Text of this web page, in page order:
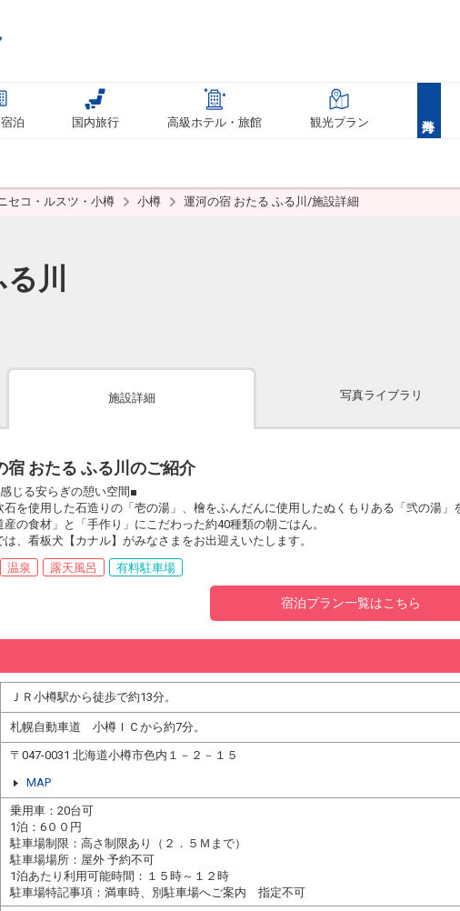
泊 国内旅行 高級ホテル・旅館 観光プラン
セコ・ルスツ・小樽 小樽 運河の宿 おたる ふる川/施設詳細
川
施設詳細 写真ライブラリ
宿 おたる ふる川のご紹介
じる安らぎの憩い空間■
石を使用した石造りの「壱の湯」、檜をふんだんに使用したぬくもりある「弐の湯」
産の食材」と「手作り」にこだわった約40種類の朝ごはん。
は、看板犬【カナル】がみなさまをお出迎えいたします。
温泉 露天風呂 有料駐車場
宿泊プラン一覧はこちら
ＪＲ小樽駅から徒歩で約13分。
札幌自動車道 小樽ＩＣから約7分。
〒047-0031 北海道小樽市色内１－２－１５
MAP
乗用車：20台可
1泊：6００円
駐車場制限：高さ制限あり（２．５Ｍまで）
駐車場場所：屋外 予約不可
1泊あたり利用可能時間：１５時～１２時
駐車場特記事項：満車時、別駐車場へご案内 指定不可